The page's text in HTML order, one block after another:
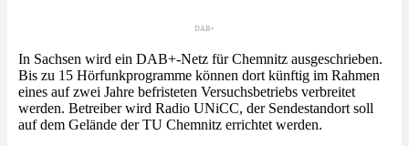
DAB+
In Sachsen wird ein DAB+-Netz für Chemnitz ausgeschrieben.
Bis zu 15 Hörfunkprogramme können dort künftig im Rahmen
eines auf zwei Jahre befristeten Versuchsbetriebs verbreitet
werden. Betreiber wird Radio UNiCC, der Sendestandort soll
auf dem Gelände der TU Chemnitz errichtet werden.